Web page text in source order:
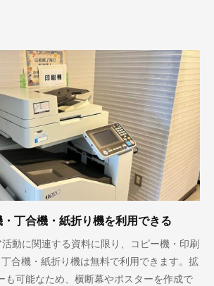
丁合機・紙折り機を利用できる
動に関連する資料に限り、コピー機・印刷
合機・紙折り機は無料で利用できます。拡
も可能なため、横断幕やポスターを作成で